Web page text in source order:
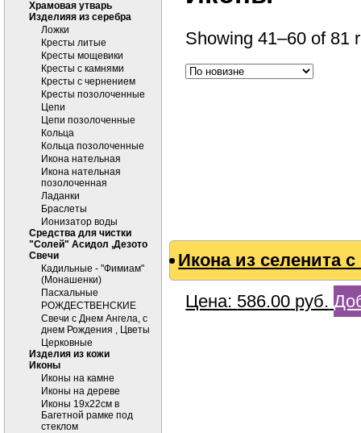
Храмовая утварь
Изделияя из серебра
Ложки
Кресты литые
Кресты мощевики
Кресты с камнями
Кресты с чернением
Кресты позолоченные
Цепи
Цепи позолоченные
Кольца
Кольца позолоченные
Икона нательная
Икона нательная
позолоченная
Ладанки
Браслеты
Ионизатор воды
Средства для чистки
"Солей" Асидол ,Дезото
Cвечи
Кадильные - "Фимиам"
(Монашенки)
Пасхальные
РОЖДЕСТВЕНСКИЕ
Свечи с Днем Ангела, с
днем Рождения , Цветы
Церковные
Изделия из кожи
Иконы
Иконы на камне
Иконы на дереве
Иконы 19х22см в
Багетной рамке под
стеклом
Showing 41–60 of 81
Икона из селенита
Цена: 586.00 руб.